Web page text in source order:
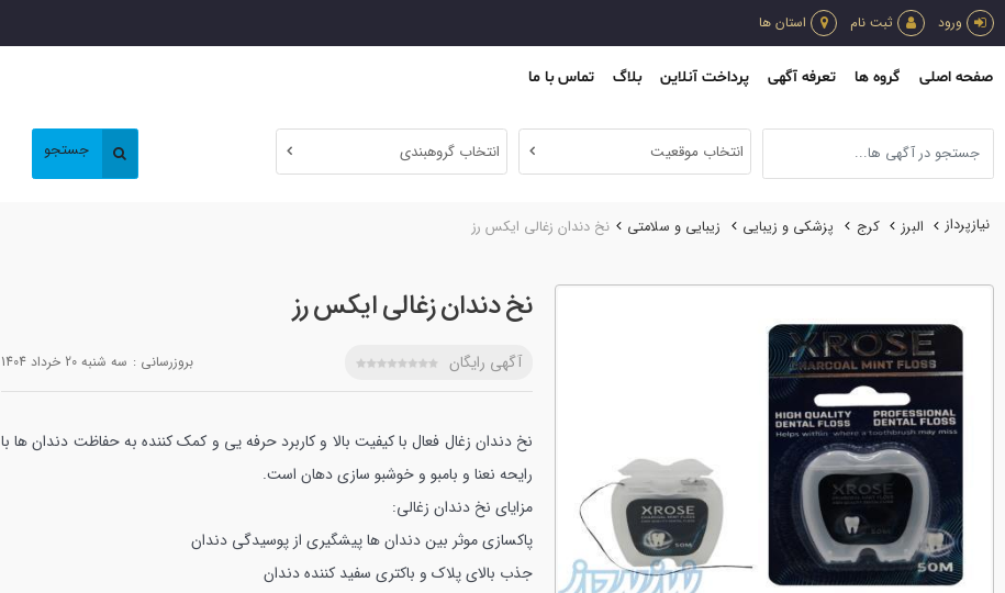
ورود ثبت نام استان ها
صفحه اصلی گروه ها تعرفه آگهی پرداخت آنلاین بلاگ تماس با ما
انتخاب موقعیت انتخاب گروهبندی جستجو
نیازپرداز البرز کرج پزشكي و زيبايي زيبايي و سلامتي نخ دندان زغالی ایکس رز
نخ دندان زغالی ایکس رز
آگهی رایگان بروزرسانی : سه شنبه 20 خرداد 1404
نخ دندان زغال فعال با کیفیت بالا و کاربرد حرفه یی و کمک کننده به حفاظت دندان ها با
رایحه نعنا و بامبو و خوشبو سازی دهان است.
مزایای نخ دندان زغالی:
پاکسازی موثر بین دندان هاپیشگیری از پوسیدگی دندان
جذب بالای پلاک و باکتری سفید کننده دندان